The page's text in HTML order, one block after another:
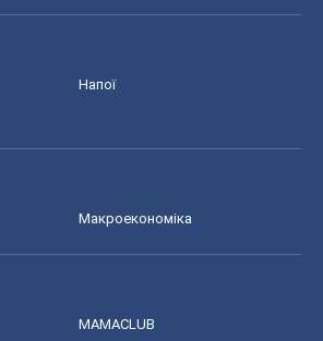
Напої
Макроекономіка
MAMACLUB